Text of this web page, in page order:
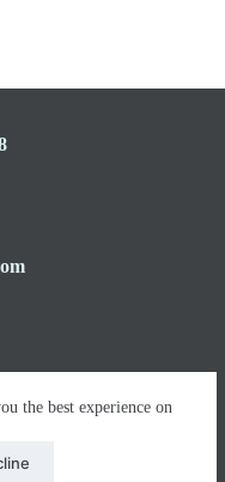
the best experience on